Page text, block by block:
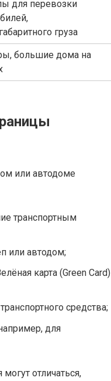
для перевозки
груза
большие дома на
или автодоме
транспортным
или автодом;
карта (Green Card)
средства;
для
отличаться,